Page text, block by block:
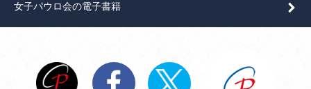
女子パウロ会の電子書籍